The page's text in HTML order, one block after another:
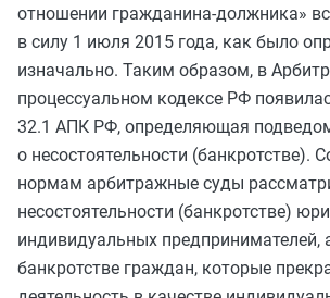
отношении гражданина-должника»
в силу 1 июля 2015 года, как было
изначально. Таким образом, в
процессуальном кодексе РФ
32.1 АПК РФ, определяющая
о несостоятельности (банкротстве).
нормам арбитражные суды
несостоятельности (банкротстве)
индивидуальных предпринимателей,
банкротстве граждан, которые